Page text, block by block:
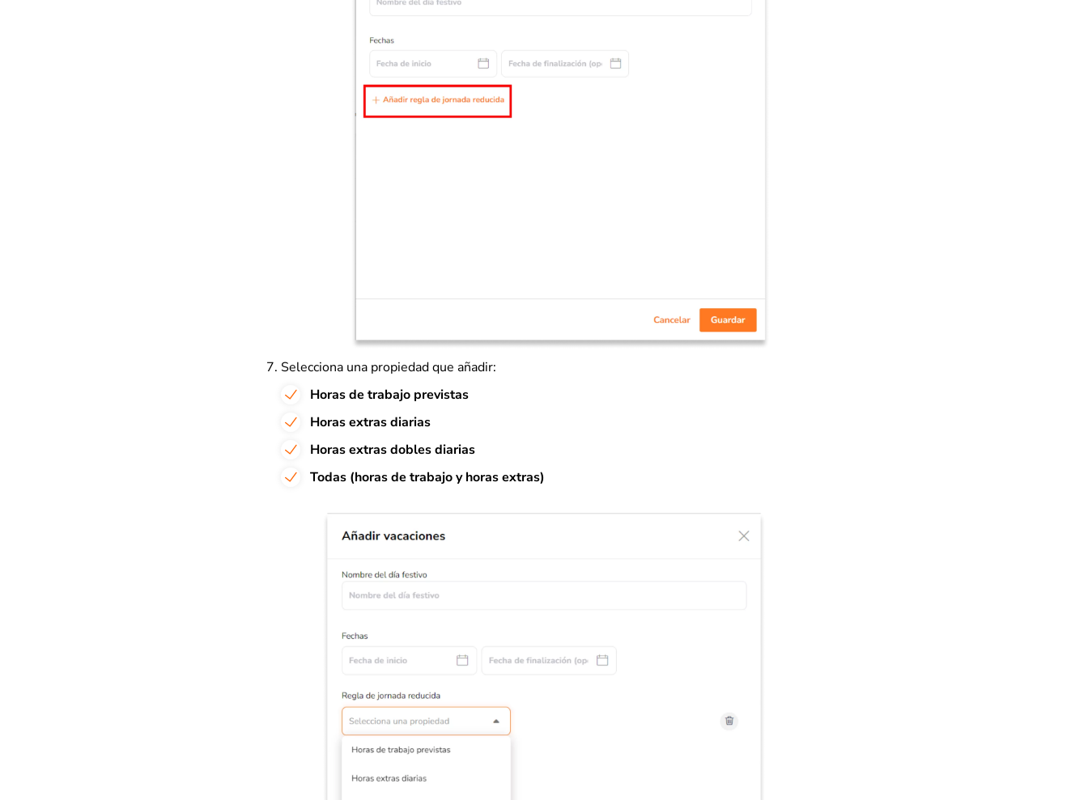
Selecciona una propiedad que añadir:
Horas de trabajo previstas
Horas extras diarias
Horas extras dobles diarias
Todas (horas de trabajo y horas extras)